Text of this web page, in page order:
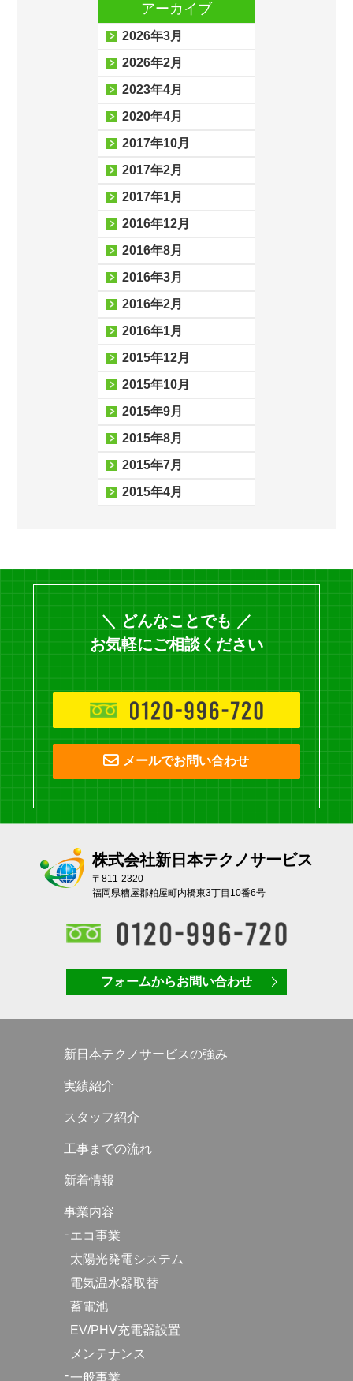
アーカイブ
2026年3月
2026年2月
2023年4月
2020年4月
2017年10月
2017年2月
2017年1月
2016年12月
2016年8月
2016年3月
2016年2月
2016年1月
2015年12月
2015年10月
2015年9月
2015年8月
2015年7月
2015年4月
＼ どんなことでも ／
お気軽にご相談ください
メールでお問い合わせ
株式会社新日本テクノサービス
〒811-2320
福岡県糟屋郡粕屋町内橋東3丁目10番6号
フォームからお問い合わせ
新日本テクノサービスの強み
実績紹介
スタッフ紹介
工事までの流れ
新着情報
事業内容
エコ事業
太陽光発電システム
電気温水器取替
蓄電池
EV/PHV充電器設置
メンテナンス
一般事業